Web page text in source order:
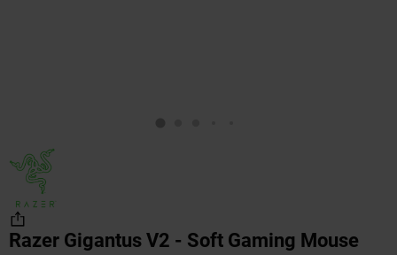
Razer Gigantus V2 - Soft Gaming Mouse